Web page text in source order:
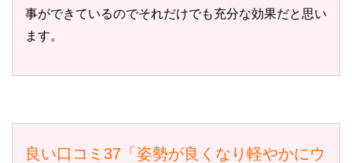
事ができているのでそれだけでも充分な効果だと思い
ます。
良い口コミ37「姿勢が良くなり軽やかにウ